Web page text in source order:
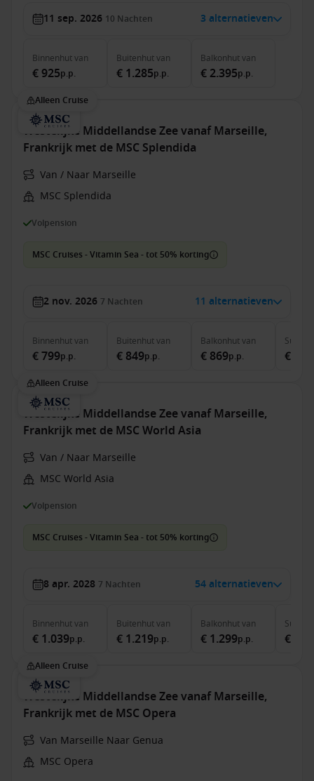
11 sep. 2026 10 Nachten 3 alternatieven
Binnenhutvan
€ 925p.p.
Buitenhutvan
€ 1.285p.p.
Balkonhutvan
€ 2.395p.p.
Alleen Cruise
Westelijke Middellandse Zee vanaf Marseille,
Frankrijk met de MSC Splendida
Van / Naar Marseille
MSC Splendida
Volpension
MSC Cruises - Vitamin Sea - tot 50% korting
2 nov. 2026 7 Nachten 11 alternatieven
Binnenhutvan
€ 799p.p.
Buitenhutvan
€ 849p.p.
Balkonhutvan
€ 869p.p.
Suite
€
Alleen Cruise
Westelijke Middellandse Zee vanaf Marseille,
Frankrijk met de MSC World Asia
Van / Naar Marseille
MSC World Asia
Volpension
MSC Cruises - Vitamin Sea - tot 50% korting
8 apr. 2028 7 Nachten 54 alternatieven
Binnenhutvan
€ 1.039p.p.
Buitenhutvan
€ 1.219p.p.
Balkonhutvan
€ 1.299p.p.
Suite
€
Alleen Cruise
Westelijke Middellandse Zee vanaf Marseille,
Frankrijk met de MSC Opera
Van Marseille Naar Genua
MSC Opera